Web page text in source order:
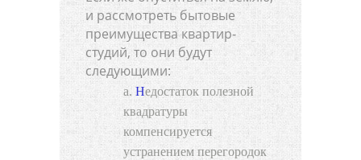
и рассмотреть бытовые
преимущества квартир-
студий, то они будут
следующими:
Недостаток полезной
квадратуры
компенсируется
устранением перегородок